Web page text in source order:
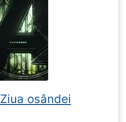
osândei